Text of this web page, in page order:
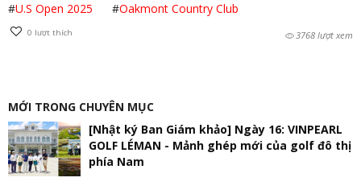
#U.S Open 2025 #Oakmont Country Club
0 lượt thích 3768 lượt xem
MỚI TRONG CHUYÊN MỤC
[Nhật ký Ban Giám khảo] Ngày 16: VINPEARL
GOLF LÉMAN - Mảnh ghép mới của golf đô thị
phía Nam